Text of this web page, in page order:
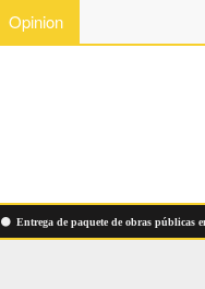
Opinion
Entrega de paquete de obras públicas en